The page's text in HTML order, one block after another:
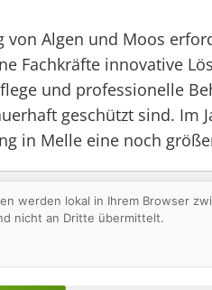
von Algen und Moos
Fachkräfte innovative
und professionelle
geschützt sind. Im
in Melle eine noch
werden lokal in Ihrem Browser
nicht an Dritte übermittelt.